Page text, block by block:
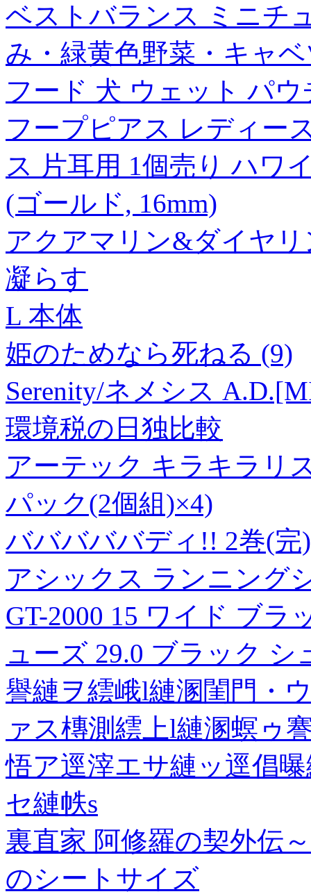
ベストバランス ミニチ
み・緑黄色野菜・キャ
フード 犬 ウェット パウ
フープピアス レディー
ス 片耳用 1個売り ハワ
(ゴールド, 16mm)
アクアマリン&ダイヤ
凝らす
L 本体
姫のためなら死ねる (9)
Serenity/ネメシス
環境税の日独比較
アーテック キラキラリ
パック(2個組)×4)
バババババディ!! 2巻(完)
アシックス ランニング
GT-2000 15 ワイド ブラ
ューズ 29.0 ブラック シ
譽縺ヲ繧峨l縺溷閨門・
ァス槫測繧上l縺溷螟ゥ
悟ア逕滓エサ縺ッ逕倡
セ縺帙s
裏直家 阿修羅の契外伝
のシートサイズ